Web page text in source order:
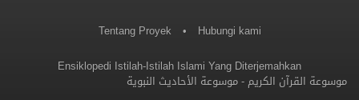
Tentang Proyek •
Hubungi kami
Ensiklopedi Istilah-Istilah Islami Yang Diterjemahkan
موسوعة القرآن الكريم -موسوعة الأحاديث النبوية